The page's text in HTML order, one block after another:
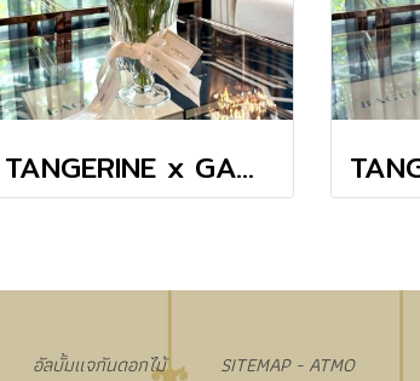
TANGERINE x GAMRICH COSMOS TINY MASTERPIECE VASE
อัลบั้มแจกันดอกไม้ SITEMAP - ATMO